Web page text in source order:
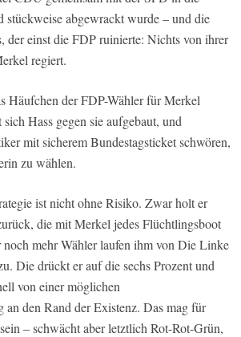
stückweise abgewrackt wurde – und die
der einst die FDP ruinierte: Nichts von ihrer
regiert.
Häufchen der FDP-Wähler für Merkel
Hass gegen sie aufgebaut, und
mit sicherem Bundestagsticket schwören,
zu wählen.
ist nicht ohne Risiko. Zwar holt er
die mit Merkel jedes Flüchtlingsboot
noch mehr Wähler laufen ihm von Die Linke
Die drückt er auf die sechs Prozent und
von einer möglichen
an den Rand der Existenz. Das mag für
– schwächt aber letztlich Rot-Rot-Grün,